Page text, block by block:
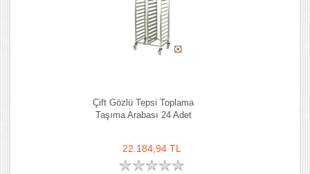
Çift Gözlü Tepsi Toplama
Taşıma Arabası 24 Adet
22.184,94 TL